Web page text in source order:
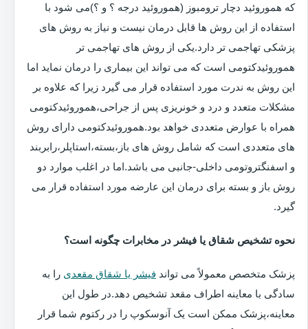
که هموروئید دچار ترومبوز (هموروئید درجه ؟ و ؟)می شود با
استفاده از این روش ها قابل درمان نیست و نیاز به روش های
پزشکی تهاجمی تر دارد.یکی از روش های تهاجمی تر
هموروئیدکتومی است که می تواند این بیماری را درمان نماید اما
این روش به ندرت مورد استفاده قرار می گیرد زیرا که علاوه بر
مشکلات متعدد و درد و خونریزی پس از جراحی،هموروئیدکتومی
همراه با عوارض متعددی خواهد بود.هموروئیدکتومی دارای روش
های متعددی است که شامل روش های باز،بسته،استاپلر،رابربند
و اسفنگتروتومی داخلی-جانبی می باشد.اما در اغلب موارد دو
روش باز و بسته برای درمان این عارضه مورد استفاده قرار می
گیرد.
نحوه تشخیص شقاق یا فیشر در مخابرات چگونه است؟
پزشک متخصص معمولاً می تواند فیشر یا شقاق مقعدی را به
سادگی با معاینه اطراف مقعد تشخیص دهد.در طول این
معاینه،پزشک ممکن است یک آنوسکوپ را در رکتوم شما قرار